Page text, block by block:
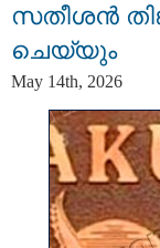
സതീശന്‍
ചെയ്യും
May 14th, 2026